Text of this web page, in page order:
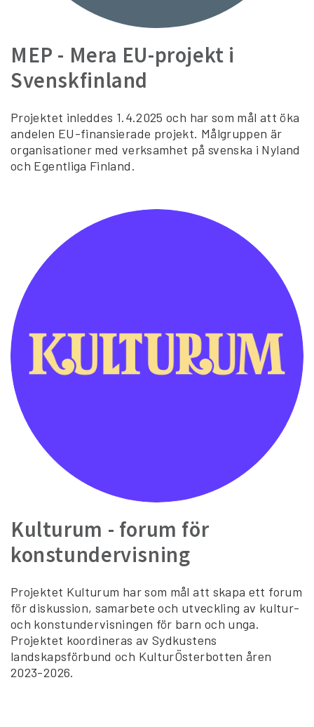
MEP - Mera EU-projekt i
Svenskfinland
Projektet inleddes 1.4.2025 och har som mål att öka
andelen EU-finansierade projekt. Målgruppen är
organisationer med verksamhet på svenska i Nyland
och Egentliga Finland.
Kulturum - forum för
konstundervisning
Projektet Kulturum har som mål att skapa ett forum
för diskussion, samarbete och utveckling av kultur-
och konstundervisningen för barn och unga.
Projektet koordineras av Sydkustens
landskapsförbund och KulturÖsterbotten åren
2023-2026.